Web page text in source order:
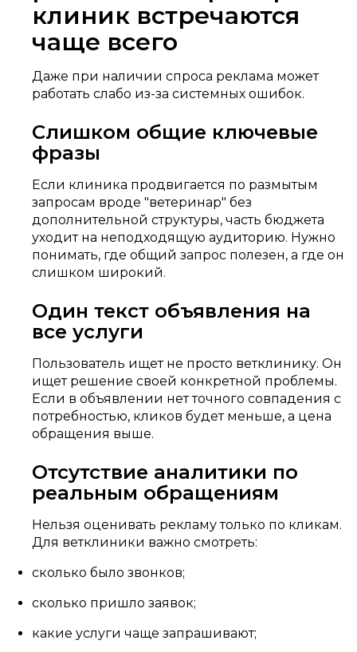
клиник встречаются
чаще всего
Даже при наличии спроса реклама может
работать слабо из-за системных ошибок.
Слишком общие ключевые
фразы
Если клиника продвигается по размытым
запросам вроде "ветеринар" без
дополнительной структуры, часть бюджета
уходит на неподходящую аудиторию. Нужно
понимать, где общий запрос полезен, а где он
слишком широкий.
Один текст объявления на
все услуги
Пользователь ищет не просто ветклинику. Он
ищет решение своей конкретной проблемы.
Если в объявлении нет точного совпадения с
потребностью, кликов будет меньше, а цена
обращения выше.
Отсутствие аналитики по
реальным обращениям
Нельзя оценивать рекламу только по кликам.
Для ветклиники важно смотреть:
сколько было звонков;
сколько пришло заявок;
какие услуги чаще запрашивают;